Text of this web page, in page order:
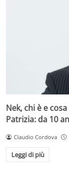
Nek, chi è e
Patrizia: da 10
Claudio Cordova
Leggi di più